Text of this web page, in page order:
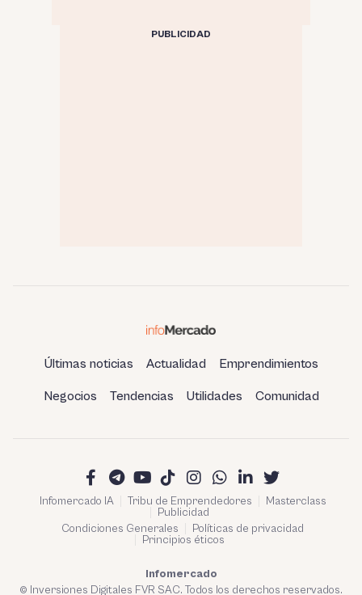
PUBLICIDAD
Últimas noticias Actualidad Emprendimientos
Negocios Tendencias Utilidades Comunidad
Infomercado IA Tribu de Emprendedores
Masterclass
Publicidad
Condiciones Generales
Políticas de privacidad
Principios éticos
Infomercado
© Inversiones Digitales FVR SAC. Todos los derechos reservados.